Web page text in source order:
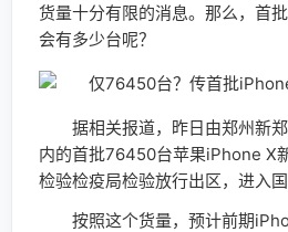
货量十分有限的消息。那么，首
会有多少台呢？
据相关报道，昨日由郑州新郑
内的首批76450台苹果iPhone X
检验检疫局检验放行出区，进入国
按照这个货量，预计前期